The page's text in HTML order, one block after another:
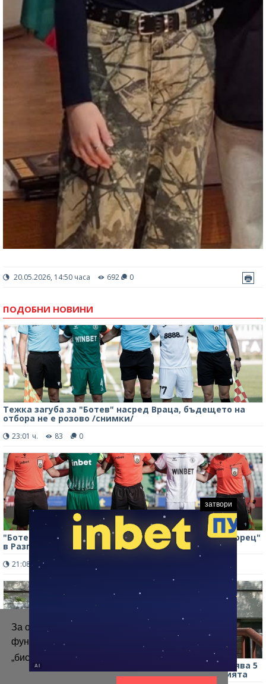
За осигуряване на правилното
функциониране на уебсайта ние използваме
„бисквитки“.
Повече информация
20.05.2026, 14:50 часа 692 0
ПОДОБНИ НОВИНИ
Тежка загуба за "Ботев" насред Враца, бъдещето на
отбора не е розово /снимки/
23:01 ч. 83 0
"Ботев" /Враца/ загуби с 1:2 гостуването на "Лудогорец"
в Разград /снимки/
21:08 ч.
Търсите работа? МБАЛ „Христо Ботев“-Враца обявява 5
свободни позиции за санитари, вижте изискванията
затвори